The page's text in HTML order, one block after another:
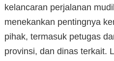
kelancaran perjalanan
menekankan pentingnya
pihak, termasuk petugas
provinsi, dan dinas terkait.